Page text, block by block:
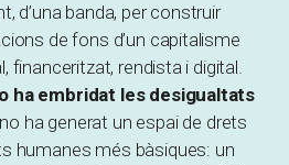
d’una banda, per construir
de fons d’un capitalisme
financeritzat, rendista i digital.
ha embridat les desigualtats
ha generat un espai de drets
humanes més bàsiques: un